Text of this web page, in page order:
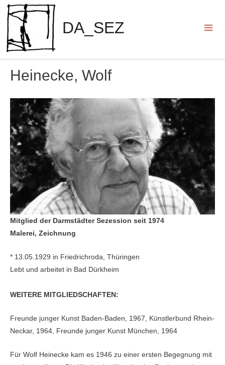
Zum
Inhalt
springen
DA_SEZ
Heinecke, Wolf
Mitglied der Darmstädter Sezession seit 1974
Malerei, Zeichnung
* 13.05.1929 in Friedrichroda, Thüringen
Lebt und arbeitet in Bad Dürkheim
WEITERE MITGLIEDSCHAFTEN:
Freunde junger Kunst Baden-Baden, 1967, Künstlerbund Rhein-
Neckar, 1964, Freunde junger Kunst München, 1964
Für Wolf Heinecke kam es 1946 zu einer ersten Begegnung mit